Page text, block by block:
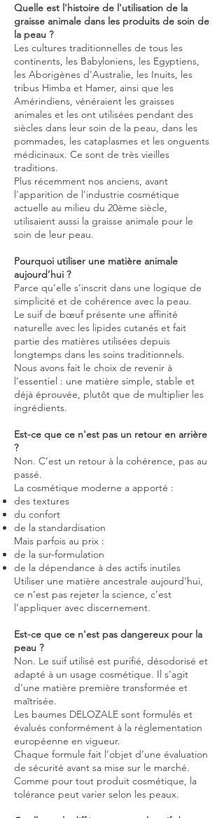
Quelle est l'histoire de l'utilisation de la
graisse animale dans les produits de soin de
la peau ?
Les cultures traditionnelles de tous les
continents, les Babyloniens, les Egyptiens,
les Aborigènes d'Australie, les Inuits, les
tribus Himba et Hamer, ainsi que les
Amérindiens, vénéraient les graisses
animales et les ont utilisées pendant des
siècles dans leur soin de la peau, dans les
pommades, les cataplasmes et les onguents
médicinaux. Ce sont de très vieilles
traditions.
Plus récemment nos anciens, avant
l'apparition de l'industrie cosmétique
actuelle au milieu du 20ème siècle,
utilisaient aussi la graisse animale pour le
soin de leur peau.
Pourquoi utiliser une matière animale
aujourd’hui ?
Parce qu’elle s’inscrit dans une logique de
simplicité et de cohérence avec la peau.
Le suif de bœuf présente une affinité
naturelle avec les lipides cutanés et fait
partie des matières utilisées depuis
longtemps dans les soins traditionnels.
Nous avons fait le choix de revenir à
l’essentiel : une matière simple, stable et
déjà éprouvée, plutôt que de multiplier les
ingrédients.
Est-ce que ce n'est pas un retour en arrière
?
Non. C’est un retour à la cohérence, pas au
passé.
La cosmétique moderne a apporté :
des textures
du confort
de la standardisation
Mais parfois au prix :
de la sur-formulation
de la dépendance à des actifs inutiles
Utiliser une matière ancestrale aujourd’hui,
ce n’est pas rejeter la science, c’est
l’appliquer avec discernement.
Est-ce que ce n'est pas dangereux pour la
peau ?
Non. Le suif utilisé est purifié, désodorisé et
adapté à un usage cosmétique. Il s’agit
d’une matière première transformée et
maîtrisée.
Les baumes DELOZALE sont formulés et
évalués conformément à la réglementation
européenne en vigueur.
Chaque formule fait l’objet d’une évaluation
de sécurité avant sa mise sur le marché.
Comme pour tout produit cosmétique, la
tolérance peut varier selon les peaux.